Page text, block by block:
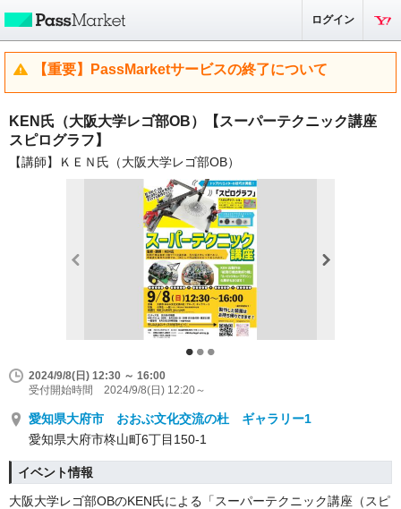
ログイン
【重要】PassMarketサービスの終了について
KEN氏（大阪大学レゴ部OB）【スーパーテクニック講座
スピログラフ】
【講師】ＫＥＮ氏（大阪大学レゴ部OB）
2024/9/8(日) 12:30 ～ 16:00
受付開始時間 2024/9/8(日) 12:20～
愛知県大府市 おおぶ文化交流の杜 ギャラリー1
愛知県大府市柊山町6丁目150-1
イベント情報
大阪大学レゴ部OBのKEN氏による「スーパーテクニック講座（スピ